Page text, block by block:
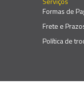
Formas de
Frete e
Política de